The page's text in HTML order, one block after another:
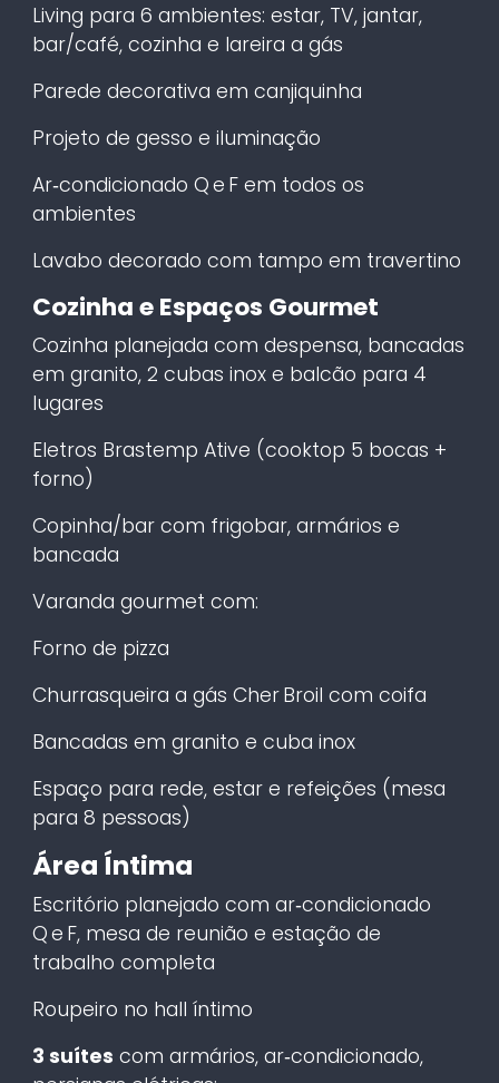
Living para 6 ambientes: estar, TV, jantar,
bar/café, cozinha e lareira a gás
Parede decorativa em canjiquinha
Projeto de gesso e iluminação
Ar‑condicionado Q e F em todos os
ambientes
Lavabo decorado com tampo em travertino
Cozinha e Espaços Gourmet
Cozinha planejada com despensa, bancadas
em granito, 2 cubas inox e balcão para 4
lugares
Eletros Brastemp Ative (cooktop 5 bocas +
forno)
Copinha/bar com frigobar, armários e
bancada
Varanda gourmet com:
Forno de pizza
Churrasqueira a gás Cher Broil com coifa
Bancadas em granito e cuba inox
Espaço para rede, estar e refeições (mesa
para 8 pessoas)
Área Íntima
Escritório planejado com ar‑condicionado
Q e F, mesa de reunião e estação de
trabalho completa
Roupeiro no hall íntimo
3 suítes com armários, ar‑condicionado,